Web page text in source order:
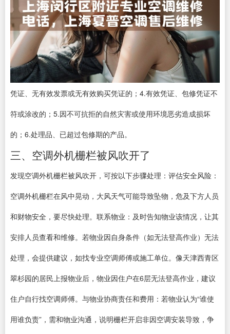
凭证、无有效发票或无有效购买凭证的；4.有效凭证、包修凭证不
符或涂改的；5.因不可抗拒的自然灾害或使用环境恶劣造成损坏
的；6.处理品、已超过包修期的产品。
三、空调外机栅栏被风吹开了
发现空调外机栅栏被风吹开，可按以下步骤处理：评估安全风险：
空调外机栅栏在风中晃动，大风天气可能导致坠物，危及下方人员
和财物安全，要尽快处理。联系物业：及时告知物业该情况，让其
安排人员查看和维修。若物业因自身条件（如无法登高作业）无法
处理，会提供建议，如找专业空调师傅或施工单位。像天津西青区
翠杉园的居民上报物业后，物业因住户在6层无法登高作业，建议
住户自行找空调师傅。与物业协商责任和费用：若物业认为“谁使
用谁负责”，需和物业沟通，说明栅栏开启非因空调安装导致，争